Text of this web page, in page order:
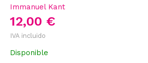
Immanuel Kant
12,00 €
IVA incluido
Disponible